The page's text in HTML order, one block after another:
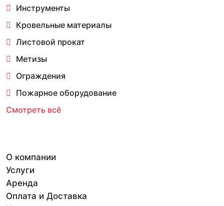
Инструменты
Кровельные материалы
Листовой прокат
Метизы
Ограждения
Пожарное оборудование
Смотреть всё
О компании
Услуги
Аренда
Оплата и Доставка